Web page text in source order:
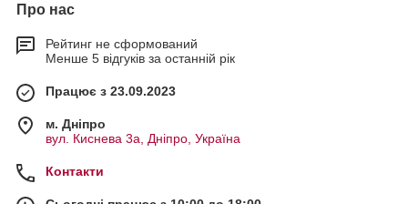
Про нас
Рейтинг не сформований
Менше 5 відгуків за останній рік
Працює з 23.09.2023
м. Дніпро
вул. Киснева 3а, Дніпро, Україна
Контакти